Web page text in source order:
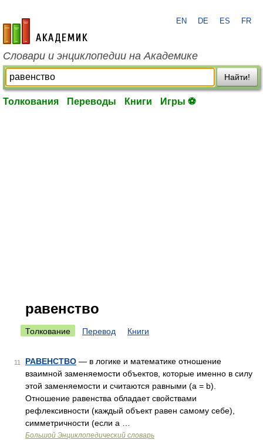
academic.ru
EN DE ES FR
Словари и энциклопедии на Академике
Найти!
Толкования Переводы Книги Игры ⚽
равенство
Толкование Перевод Книги
11 РАВЕНСТВО — в логике и математике отношение
взаимной заменяемости объектов, которые именно в силу
этой заменяемости и считаются равными (а = b).
Отношение равенства обладает свойствами
рефлексивности (каждый объект равен самому себе),
симметричности (если а …
Большой Энциклопедический словарь